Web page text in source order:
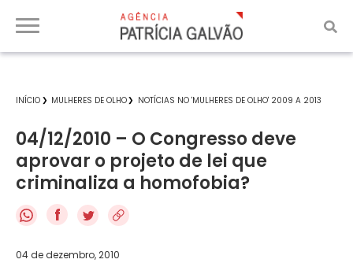
INÍCIO MULHERES DE OLHO NOTÍCIAS NO 'MULHERES DE OLHO' 2009 A 2013
04/12/2010 – O Congresso deve
aprovar o projeto de lei que
criminaliza a homofobia?
f
04 de dezembro, 2010